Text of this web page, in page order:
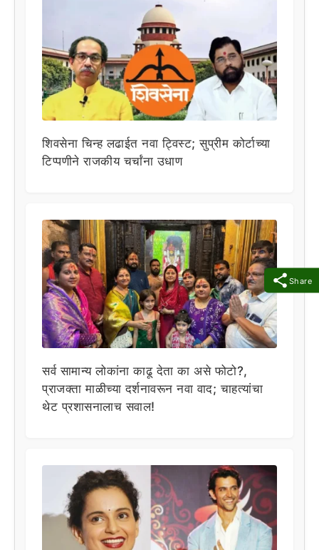
Share
शिवसेना चिन्ह लढाईत नवा ट्विस्ट; सुप्रीम कोर्टाच्या
टिप्पणीने राजकीय चर्चांना उधाण
सर्व सामान्य लोकांना काढू देता का असे फोटो?,
प्राजक्ता माळीच्या दर्शनावरून नवा वाद; चाहत्यांचा
थेट प्रशासनालाच सवाल!